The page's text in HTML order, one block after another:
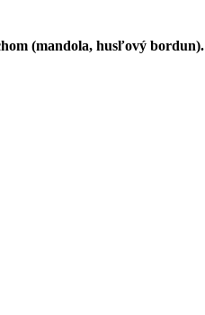
(mandola, husľový bordun).